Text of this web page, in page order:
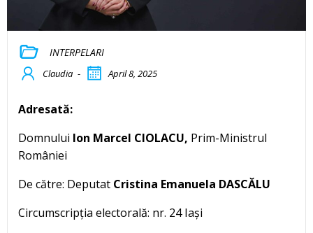
INTERPELARI
Claudia - April 8, 2025
Adresată:
Domnului Ion Marcel CIOLACU, Prim-Ministrul
României
De către: Deputat Cristina Emanuela DASCĂLU
Circumscripția electorală: nr. 24 Iași